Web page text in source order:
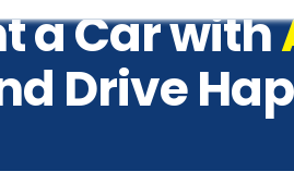
a Car with
Drive